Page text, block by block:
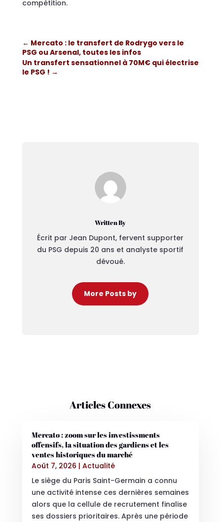
compétition.
← Mercato : le transfert de Rodrygo vers le
PSG ou Arsenal, toutes les infos
Un transfert sensationnel à 70M€ qui électrise
le PSG ! →
Written By
Écrit par Jean Dupont, fervent supporter
du PSG depuis 20 ans et analyste sportif
dévoué.
More Posts by
Articles Connexes
Mercato : zoom sur les investissments
offensifs, la situation des gardiens et les
ventes historiques du marché
Août 7, 2026 | Actualité
Le siège du Paris Saint-Germain a connu
une activité intense ces dernières semaines
alors que la cellule de recrutement finalise
ses dossiers prioritaires. Après une période